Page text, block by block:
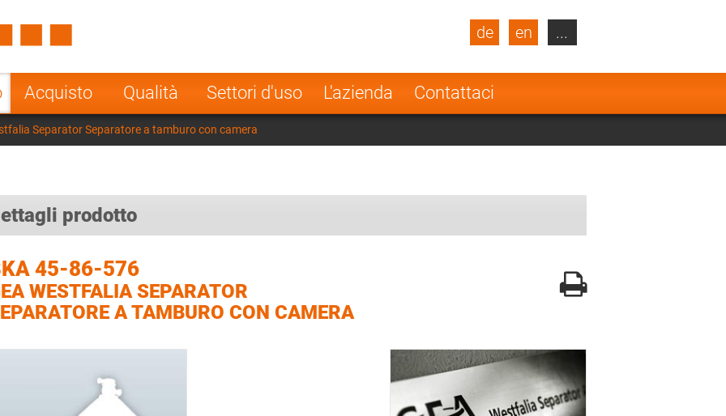
Acquisto Qualità Settori d'uso L'azienda Contattaci
de en
Turkey
Poland Norway
Netherlands
...
Separator Separatore a tamburo con camera
prodotto
45-86-576
WESTFALIA SEPARATOR
A TAMBURO CON CAMERA